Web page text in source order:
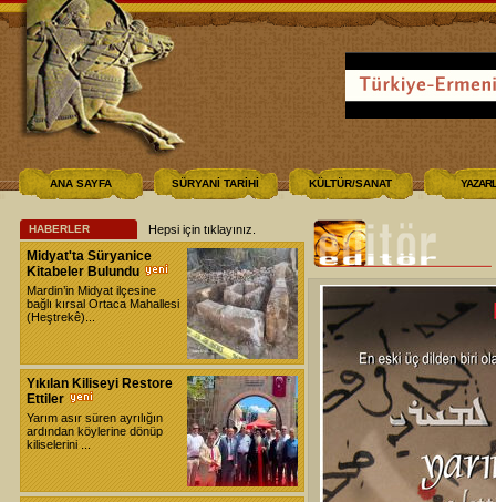
ANA SAYFA SÜRYANİ TARİHİ KÜLTÜR/SANAT
HABERLER Hepsi için tıklayınız
Midyat'ta Süryanice
Kitabeler Bulundu
Mardin’in Midyat ilçesine
bağlı kırsal Ortaca Mahallesi
(Heştrekê)...
Yıkılan Kiliseyi Restore
Ettiler
Yarım asır süren ayrılığın
ardından köylerine dönüp
kiliselerini ...